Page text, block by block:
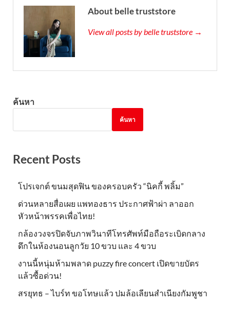
About belle truststore
View all posts by belle truststore →
ค้นหา
ค้นหา
Recent Posts
โปรเจกต์ ขนมสุดฟิน ของครอบครัว “นิคกี้ พลิ้ม”
ด่วนหลายสื่อเผย แพทองธาร ประกาศฟ้าผ่า ลาออก
หัวหน้าพรรคเพื่อไทย!
กล้องวงจรปิดจับภาพวินาทีโทรศัพท์มือถือระเบิดกลาง
ดึกในห้องนอนลูกวัย 10 ขวบ และ 4 ขวบ
งานนี้หนุ่มห้ามพลาด puzzy fire concert เปิดขายบัตร
แล้วซื้อด่วน!
สรยุทธ – ไบร์ท ขอโทษแล้ว ปมล้อเลียนสำเนียงกัมพูชา